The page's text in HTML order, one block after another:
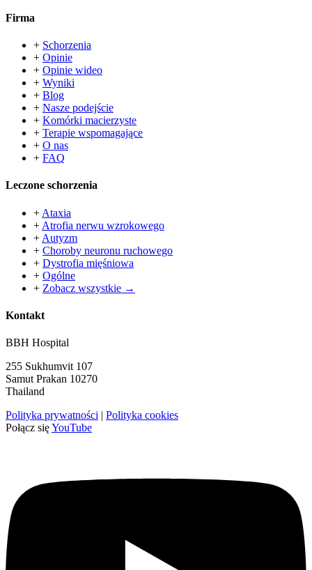
Firma
+ Schorzenia
+ Opinie
+ Opinie wideo
+ Wyniki
+ Blog
+ Nasze podejście
+ Komórki macierzyste
+ Terapie wspomagające
+ O nas
+ FAQ
Leczone schorzenia
+ Ataxia
+ Atrofia nerwu wzrokowego
+ Autyzm
+ Choroby neuronu ruchowego
+ Dystrofia mięśniowa
+ Ogólne
+ Zobacz wszystkie →
Kontakt
BBH Hospital
255 Sukhumvit 107
Samut Prakan 10270
Thailand
Polityka prywatności | Polityka cookies
Połącz sięYouTube